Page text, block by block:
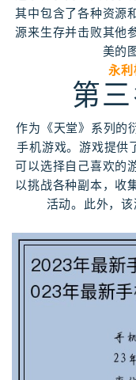
其中包含了各种资源
源来生存并击败其他
美的
永
第
作为《天堂》系列的
手机游戏。游戏提供
可以选择自己喜欢的
以挑战各种副本，收
活动。此外，该